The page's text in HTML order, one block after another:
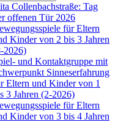
Collenbachstraße: Tag
offenen Tür 2026
für Eltern
Kinder von 2 bis 3 Jahren
2026)
und Kontaktgruppe mit
Sinneserfahrung
Eltern und Kinder von 1
3 Jahren (2-2026)
für Eltern
Kinder von 3 bis 4 Jahren